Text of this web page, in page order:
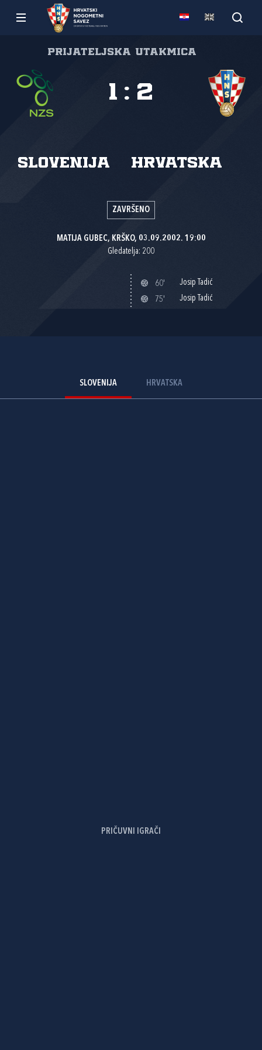
Prijateljska utakmica
Slovenija Hrvatska
1 : 2
ZAVRŠENO
MATIJA GUBEC, KRŠKO, 03.09.2002. 19:00
Gledatelja: 200
60'
Josip Tadić
75'
Josip Tadić
SLOVENIJA HRVATSKA
PRIČUVNI IGRAČI